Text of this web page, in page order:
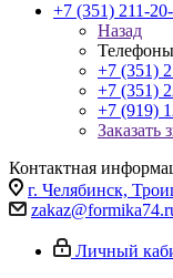
+7 (351) 211-
Назад
Телефоны
+7 (351)
+7 (351)
+7 (919)
Заказать
Контактная
г. Челябинск,
Личный